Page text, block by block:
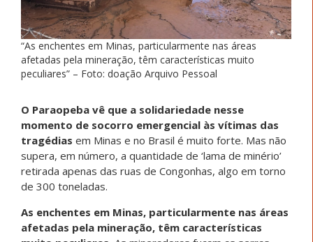
“As enchentes em Minas, particularmente nas áreas
afetadas pela mineração, têm características muito
peculiares” – Foto: doação Arquivo Pessoal
O Paraopeba vê que a solidariedade nesse
momento de socorro emergencial às vítimas das
tragédias em Minas e no Brasil é muito forte. Mas não
supera, em número, a quantidade de ‘lama de minério’
retirada apenas das ruas de Congonhas, algo em torno
de 300 toneladas.
As enchentes em Minas, particularmente nas áreas
afetadas pela mineração, têm características